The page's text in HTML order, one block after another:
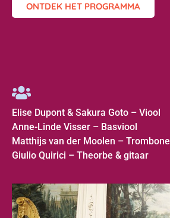
ONTDEK HET PROGRAMMA
Elise Dupont & Sakura Goto – Viool
Anne-Linde Visser – Basviool
Matthijs van der Moolen – Trombone
Giulio Quirici – Theorbe & gitaar